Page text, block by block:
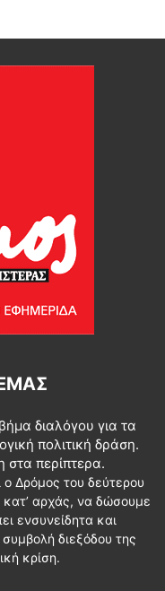
διαλόγου για τα
πολιτική δράση.
στα περίπτερα.
ο Δρόμος του δεύτερου
αρχάς, να δώσουμε
ενσυνείδητα και
διεξόδου της
κρίση.